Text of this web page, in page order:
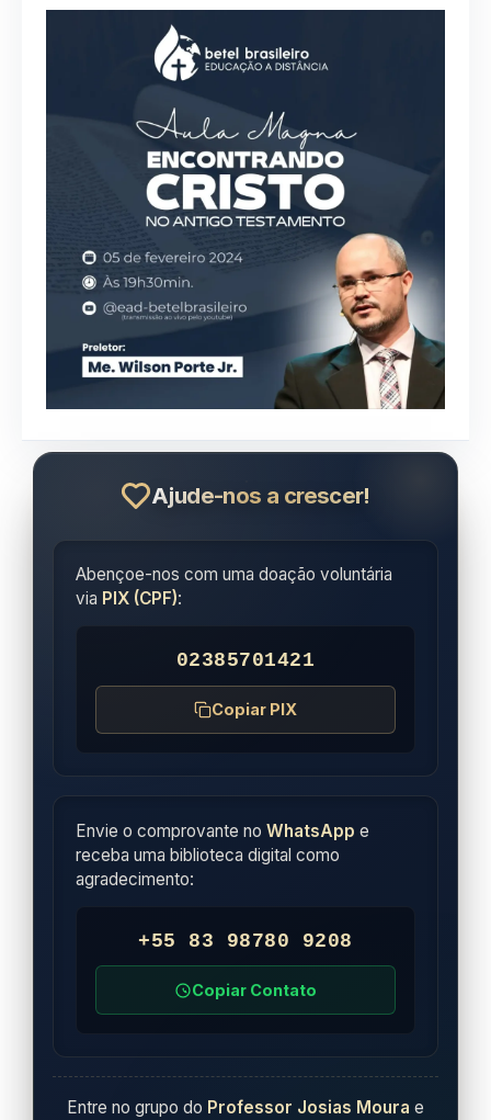
Ajude-nos a crescer!
Abençoe-nos com uma doação voluntária
via PIX (CPF):
02385701421
Copiar PIX
Envie o comprovante noWhatsApp e
receba uma biblioteca digital como
agradecimento:
+55 83 98780 9208
Copiar Contato
Entre no grupo do Professor Josias Moura e